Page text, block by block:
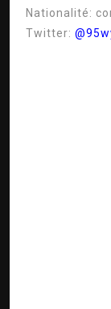
Nationalité:
Twitter: